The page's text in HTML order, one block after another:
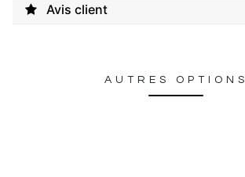
Avis client
AUTRES OPTIONS